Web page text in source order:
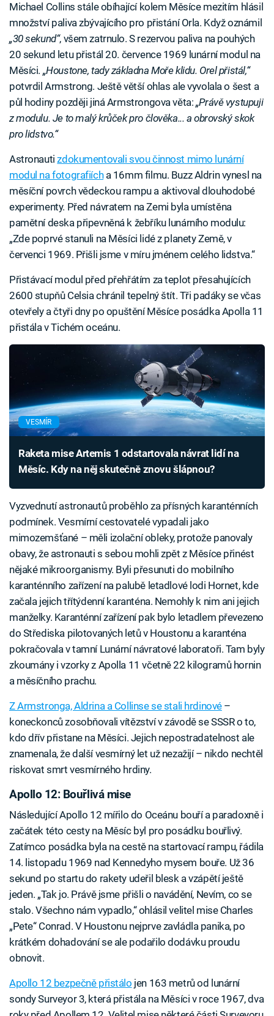
Michael Collins stále obíhající kolem Měsíce mezitím hlásil
množství paliva zbývajícího pro přistání Orla. Když oznámil
„30 sekund“, všem zatrnulo. S rezervou paliva na pouhých
20 sekund letu přistál 20. července 1969 lunární modul na
Měsíci. „Houstone, tady základna Moře klidu. Orel přistál,“
potvrdil Armstrong. Ještě větší ohlas ale vyvolala o šest a
půl hodiny později jiná Armstrongova věta: „Právě vystupuji
z modulu. Je to malý krůček pro člověka... a obrovský skok
pro lidstvo.“
Astronautizdokumentovali svou činnost mimo lunární
modul na fotografiícha 16mm filmu. Buzz Aldrin vynesl na
měsíční povrch vědeckou rampu a aktivoval dlouhodobé
experimenty. Před návratem na Zemi byla umístěna
pamětní deska připevněná k žebříku lunárního modulu:
„Zde poprvé stanuli na Měsíci lidé z planety Země, v
červenci 1969. Přišli jsme v míru jménem celého lidstva.“
Přistávací modul před přehřátím za teplot přesahujících
2600 stupňů Celsia chránil tepelný štít. Tři padáky se včas
otevřely a čtyři dny po opuštění Měsíce posádka Apolla 11
přistála v Tichém oceánu.
VESMÍR
Raketa mise Artemis 1 odstartovala návrat lidí na
Měsíc. Kdy na něj skutečně znovu šlápnou?
Vyzvednutí astronautů proběhlo za přísných karanténních
podmínek. Vesmírní cestovatelé vypadali jako
mimozemšťané – měli izolační obleky, protože panovaly
obavy, že astronauti s sebou mohli zpět z Měsíce přinést
nějaké mikroorganismy. Byli přesunuti do mobilního
karanténního zařízení na palubě letadlové lodi Hornet, kde
začala jejich třítýdenní karanténa. Nemohly k nim ani jejich
manželky. Karanténní zařízení pak bylo letadlem převezeno
do Střediska pilotovaných letů v Houstonu a karanténa
pokračovala v tamní Lunární návratové laboratoři. Tam byly
zkoumány i vzorky z Apolla 11 včetně 22 kilogramů hornin
a měsíčního prachu.
Z Armstronga, Aldrina a Collinse se stali hrdinové–
koneckonců zosobňovali vítězství v závodě se SSSR o to,
kdo dřív přistane na Měsíci. Jejich nepostradatelnost ale
znamenala, že další vesmírný let už nezažijí – nikdo nechtěl
riskovat smrt vesmírného hrdiny.
Apollo 12: Bouřlivá mise
Následující Apollo 12 mířilo do Oceánu bouří a paradoxně i
začátek této cesty na Měsíc byl pro posádku bouřlivý.
Zatímco posádka byla na cestě na startovací rampu, řádila
14. listopadu 1969 nad Kennedyho mysem bouře. Už 36
sekund po startu do rakety udeřil blesk a vzápětí ještě
jeden. „Tak jo. Právě jsme přišli o navádění, Nevím, co se
stalo. Všechno nám vypadlo,“ ohlásil velitel mise Charles
„Pete“ Conrad. V Houstonu nejprve zavládla panika, po
krátkém dohadování se ale podařilo dodávku proudu
obnovit.
Apollo 12 bezpečně přistálo jen 163 metrů od lunární
sondy Surveyor 3, která přistála na Měsíci v roce 1967, dva